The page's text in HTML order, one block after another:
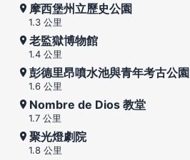
摩西堡州立歷史公園
1.3 公里
老監獄博物館
1.4 公里
彭德里昂噴水池與青年考古公園
1.6 公里
Nombre de Dios 教堂
1.7 公里
聚光燈劇院
1.8 公里